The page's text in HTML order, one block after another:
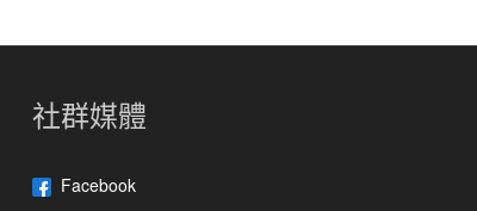
社群媒體
Facebook